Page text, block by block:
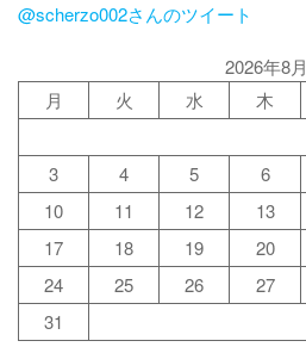
@scherzo002さんのツイート
2026年8月
月
火 水 木
3
4 5 6
10
11 12 13
17
18 19 20
24
25 26 27
31